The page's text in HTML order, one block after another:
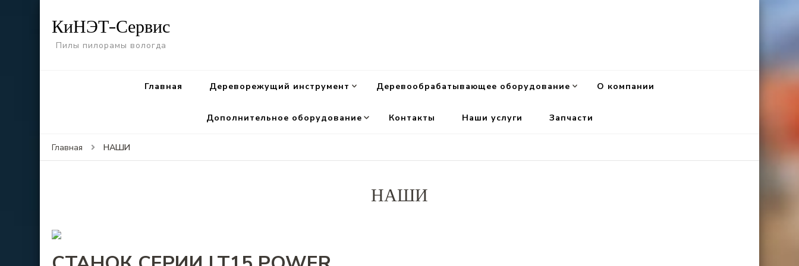
КиНЭТ-Сервис
Пилы пилорамы вологда
Главная Дереворежущий инструмент Деревообрабатывающее оборудование О компании
Дополнительное оборудование Контакты Наши услуги Запчасти
Главная НАШИ
НАШИ